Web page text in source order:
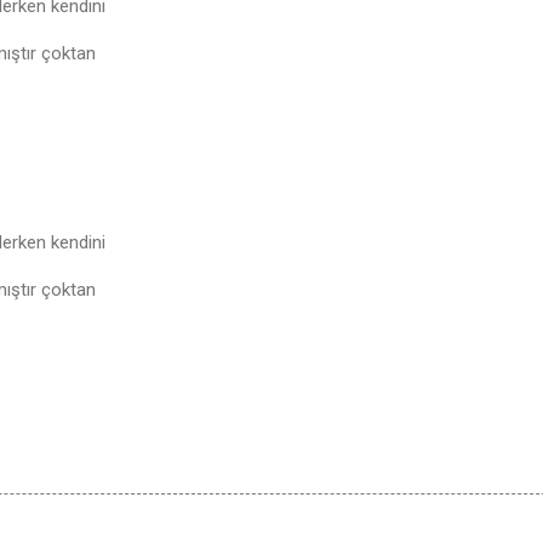
kendini
çoktan
kendini
çoktan